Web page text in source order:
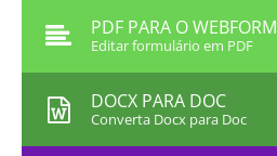
PDF PARA O WEBFORM
Editar formulário em PDF
DOCX PARA DOC
Converta Docx para Doc